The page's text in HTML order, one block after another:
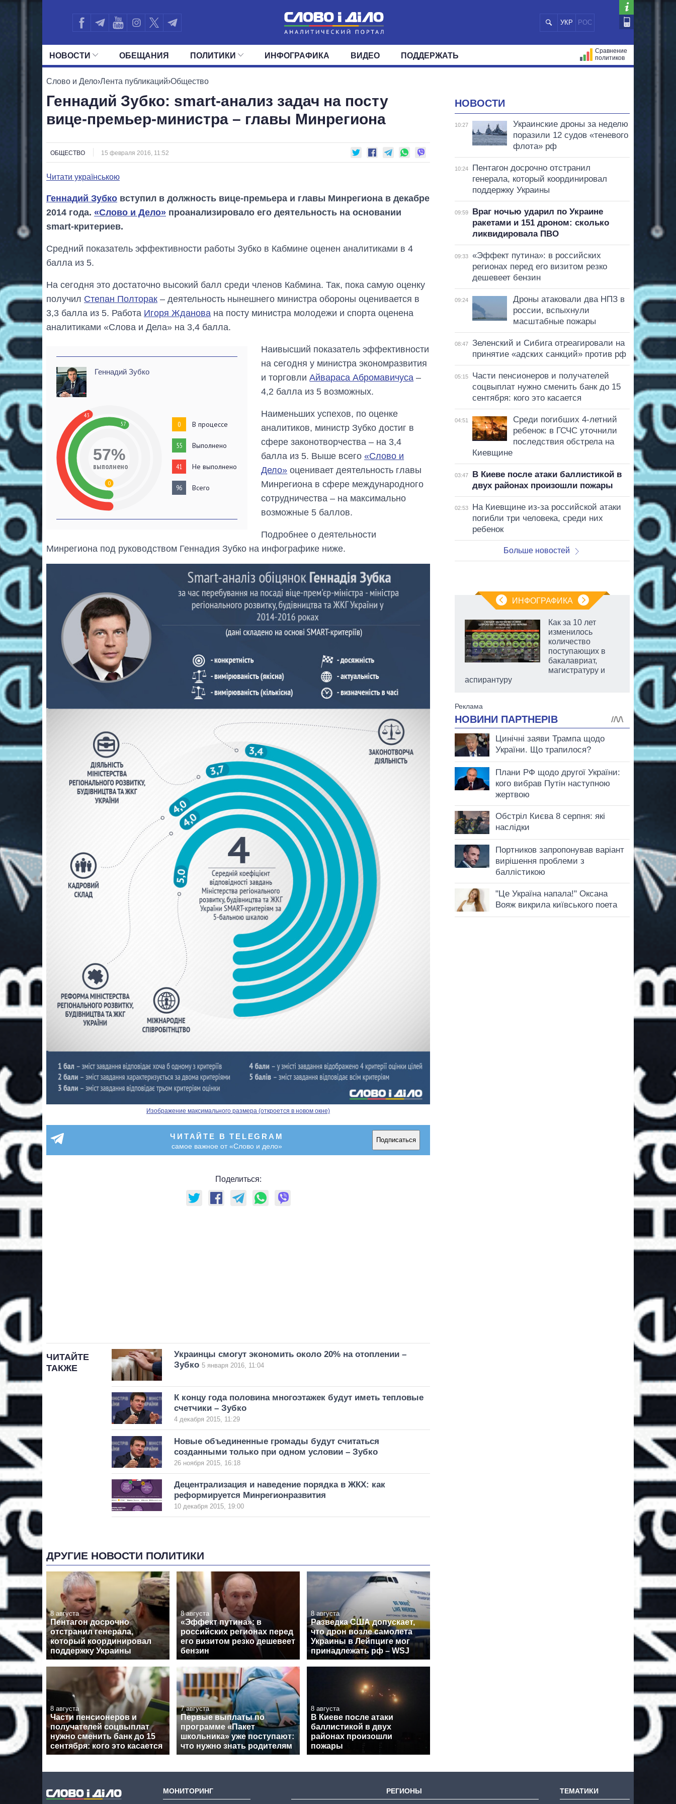
УКР РОС
НОВОСТИ
ПОЛИТИКА ЭКОНОМИКА ОБЩЕСТВО
ОБЕЩАНИЯ ПОЛИТИКИ
ВСЕ ПОЛИТИКИ ПРЕЗИДЕНТ И ОФИС
ДЕПУТАТЫ КОМИТЕТЫ ФРАКЦИИ
ИНФОГРАФИКА ВИДЕО ПОДДЕРЖАТЬ
Сравнение
политиков
Слово и Дело›Лента публикаций›Общество
Геннадий Зубко: smart-анализ задач на посту
вице-премьер-министра – главы Минрегиона
ОБЩЕСТВО 15 февраля 2016, 11:52
Читати українською
Геннадий Зубко вступил в должность вице-премьера и главы Минрегиона в декабре
2014 года. «Слово и Дело» проанализировало его деятельность на основании
smart-критериев.
Средний показатель эффективности работы Зубко в Кабмине оценен аналитиками в 4
балла из 5.
На сегодня это достаточно высокий балл среди членов Кабмина. Так, пока самую оценку
получил Степан Полторак – деятельность нынешнего министра обороны оценивается в
3,3 балла из 5. Работа Игоря Жданова на посту министра молодежи и спорта оценена
аналитиками «Слова и Дела» на 3,4 балла.
Геннадий Зубко
43
57
0
57%
выполнено
0 В процессе
55 Выполнено
41 Не выполнено
96 Всего
Наивысший показатель эффективности
на сегодня у министра экономразвития
и торговлиАйвараса Абромавичуса –
4,2 балла из 5 возможных.
Наименьших успехов, по оценке
аналитиков, министр Зубко достиг в
сфере законотворчества – на 3,4
балла из 5. Выше всего«Слово и
Дело» оценивает деятельность главы
Минрегиона в сфере международного
сотрудничества – на максимально
возможные 5 баллов.
Подробнее о деятельности
Минрегиона под руководством Геннадия Зубко на инфографике ниже.
Изображение максимального размера (откроется в новом окне)
ЧИТАЙТЕ В TELEGRAM
самое важное от «Слово и дело»
Подписаться
Поделиться:
ЧИТАЙТЕ
ТАКЖЕ
Украинцы смогут экономить около 20% на отоплении –
Зубко 5 января 2016, 11:04
К концу года половина многоэтажек будут иметь тепловые
счетчики – Зубко
4 декабря 2015, 11:29
Новые объединенные громады будут считаться
созданными только при одном условии – Зубко
26 ноября 2015, 16:18
Децентрализация и наведение порядка в ЖКХ: как
реформируется Минрегионразвития
10 декабря 2015, 19:00
ДРУГИЕ НОВОСТИ ПОЛИТИКИ
8 августа
Пентагон досрочно
отстранил генерала,
который координировал
поддержку Украины
8 августа
«Эффект путина»: в
российских регионах перед
его визитом резко дешевеет
бензин
8 августа
Разведка США допускает,
что дрон возле самолета
Украины в Лейпциге мог
принадлежать рф – WSJ
8 августа
Части пенсионеров и
получателей соцвыплат
нужно сменить банк до 15
сентября: кого это касается
7 августа
Первые выплаты по
программе «Пакет
школьника» уже поступают:
что нужно знать родителям
8 августа
В Киеве после атаки
баллистикой в двух
районах произошли
пожары
НОВОСТИ
10:27
Украинские дроны за неделю
поразили 12 судов «теневого
флота» рф
10:24
Пентагон досрочно отстранил
генерала, который координировал
поддержку Украины
09:59
Враг ночью ударил по Украине
ракетами и 151 дроном: сколько
ликвидировала ПВО
09:33
«Эффект путина»: в российских
регионах перед его визитом резко
дешевеет бензин
09:24
Дроны атаковали два НПЗ в
россии, вспыхнули
масштабные пожары
08:47
Зеленский и Сибига отреагировали на
принятие «адских санкций» против рф
05:15
Части пенсионеров и получателей
соцвыплат нужно сменить банк до 15
сентября: кого это касается
04:51
Среди погибших 4-летний
ребенок: в ГСЧС уточнили
последствия обстрела на
Киевщине
03:47
В Киеве после атаки баллистикой в
двух районах произошли пожары
02:53
На Киевщине из-за российской атаки
погибли три человека, среди них
ребенок
Больше новостей
ИНФОГРАФИКА
руководителя СВР
Как за 10 лет
изменилось
количество
поступающих в
бакалавриат,
магистратуру и
аспирантуру
МОНИТОРИНГ РЕГИОНЫ ТЕМАТИКИ